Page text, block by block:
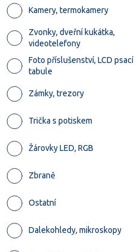
Kamery, termokamery
Zvonky, dveřní kukátka,
videotelefony
Foto příslušenství, LCD psací
tabule
Zámky, trezory
Trička s potiskem
Žárovky LED, RGB
Zbraně
Ostatní
Dalekohledy, mikroskopy